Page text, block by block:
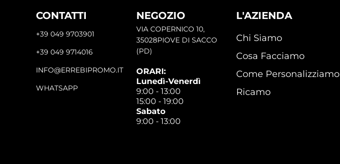
CONTATTI
+39 049 9703901
+39 049 9714016
INFO@ERREBIPROMO.IT
WHATSAPP
NEGOZIO
VIA COPERNICO 10,
35028PIOVE DI SACCO
(PD)
ORARI:
Lunedì-Venerdì
9:00 - 13:00
15:00 - 19:00
Sabato
9:00 - 13:00
L'AZIENDA
Chi Siamo
Cosa Facciamo
Come Personalizziamo
Ricamo